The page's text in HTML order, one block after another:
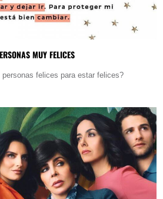
MUY FELICES
personas felices para estar felices?